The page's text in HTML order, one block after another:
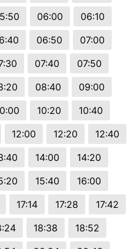
06:00
06:10
06:50
07:00
07:40
07:50
08:40
09:00
10:20
10:40
12:00 12:20
12:40
14:00
14:20
15:40
16:00
17:14 17:28
17:42
18:38
18:52